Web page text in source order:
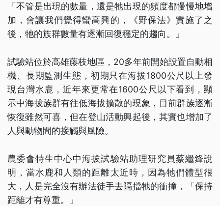
「不管是出現的數量，還是牠出現的頻度都慢慢地增
加，會讓我們覺得蠻高興的，《野保法》實施了之
後，牠的族群數量有逐漸回復穩定的趨向。」
試驗站位於高雄藤枝地區，20多年前開始設置自動相
機、長期監測生態，初期只在海拔1800公尺以上發
現台灣水鹿，近年來更常在1600公尺以下看到，顯
示中海拔族群有往低海拔擴散的現象，目前群族逐漸
恢復雖然可喜，但在登山活動興起後，其實也增加了
人與動物間的接觸與風險。
農委會特生中心中海拔試驗站助理研究員蔡繼鋒說
明，當水鹿和人類的距離太近時，因為牠們體型很
大，人是完全沒有辦法徒手去隔擋牠的衝撞，「保持
距離才有尊重。」